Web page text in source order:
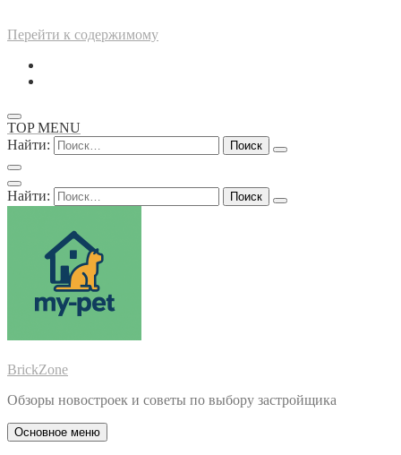
Перейти к содержимому
TOP MENU
Найти:
Найти:
BrickZone
Обзоры новостроек и советы по выбору застройщика
Основное меню